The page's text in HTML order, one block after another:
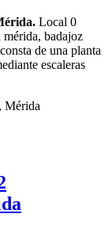
Local 0
mérida, badajoz
de una planta
escaleras